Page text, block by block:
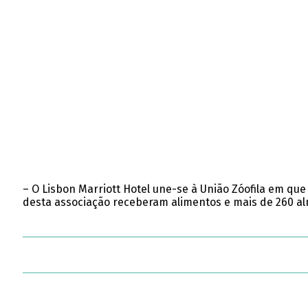
– O Lisbon Marriott Hotel une-se à União Zóofila em
desta associação receberam alimentos e mais de 260